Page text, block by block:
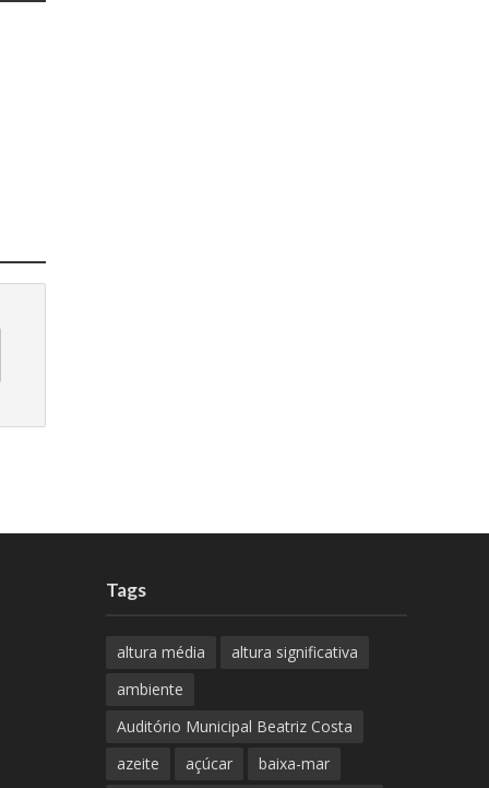
Tags
altura média
altura significativa
ambiente
Auditório Municipal Beatriz Costa
azeite
açúcar
baixa-mar